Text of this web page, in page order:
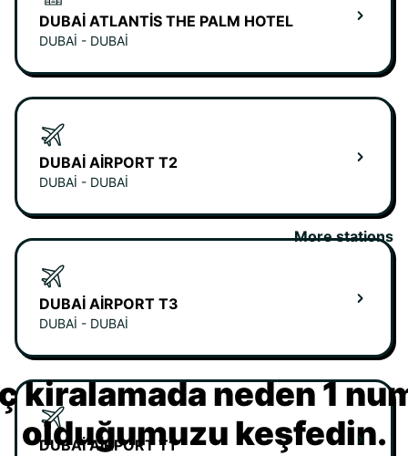
DUBAI ATLANTIS THE PALM HOTEL
DUBAI - DUBAI
DUBAI AIRPORT T2
DUBAI - DUBAI
DUBAI AIRPORT T3
DUBAI - DUBAI
DUBAI AIRPORT T1
More stations
kiralamada neden 1
olduğumuzu keşfedin.